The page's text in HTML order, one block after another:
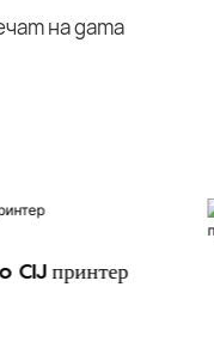
CIJ принтер